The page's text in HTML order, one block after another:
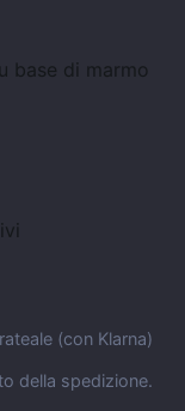
base di marmo
(con Klarna)
della spedizione.